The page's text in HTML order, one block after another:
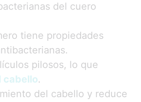
del cuero
tiene propiedades
pilosos, lo que
cabello.
del cabello y reduce